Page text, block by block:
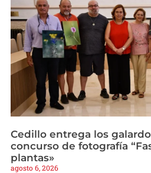
Cedillo entrega los
concurso de fotografía
plantas»
agosto 6, 2026